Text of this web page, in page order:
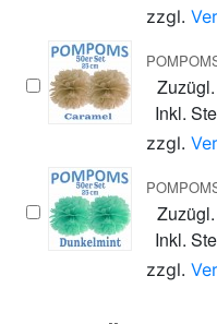
zzgl.
Inkl.
zzgl.
Inkl.
zzgl.